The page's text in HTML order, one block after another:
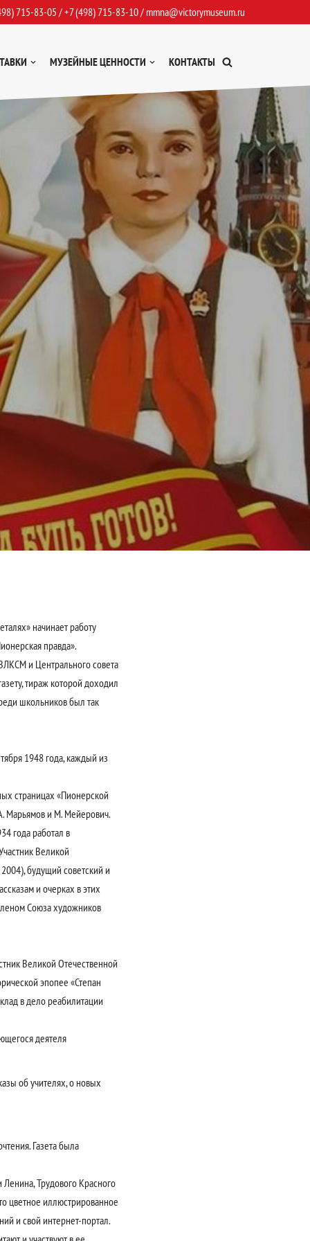
715-83-05 /+7 (498) 715-83-10/ mmna@victorymuseum.ru
МУЗЕЙНЫЕ ЦЕННОСТИ КОНТАКТЫ
начинает работу
правда».
и Центрального совета
тираж которой доходил
школьников был так
1948 года, каждый из
страницах «Пионерской
Марьямов и М. Мейерович.
года работал в
Великой
будущий советский и
и очерках в этих
Союза художников
Великой Отечественной
эпопее «Степан
в дело реабилитации
деятеля
об учителях, о новых
Газета была
Трудового Красного
цветное иллюстрированное
и свой интернет-портал.